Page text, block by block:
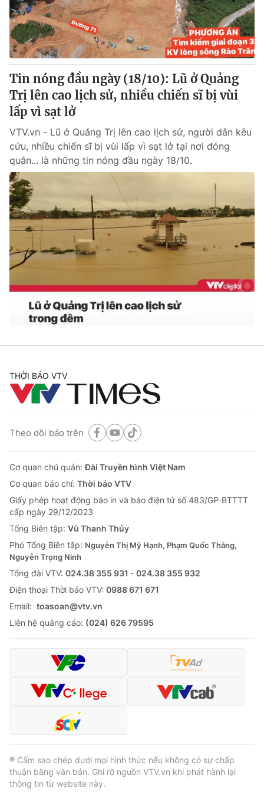
Sản phẩm
Thị trường
Tư vấn
Lịch phát sóng
Chuyên mục khác
Emagazine Podcast
Photo Infographic
Video Shorts video
VTV Money VTV Thể thao
VTV Sức khoẻ Bất động sản
Thị trường 24h
VTV4 Vươn mình bằng AI
Liên hệ tòa soạn
THỜI BÁO VTV
Theo dõi báo trên
Cơ quan chủ quản:Đài Truyền hình Việt Nam
Cơ quan báo chí:Thời báo VTV
Giấy phép hoạt động báo in và báo điện tử số 483/GP-BTTTT
cấp ngày 29/12/2023
Tổng Biên tập: Vũ Thanh Thủy
Phó Tổng Biên tập:Nguyễn Thị Mỹ Hạnh, Phạm Quốc Thắng,
toasoan@vtv.vn
Liên hệ quảng cáo:
Tin nóng đầu ngày (18/10): Lũ ở Quảng
Trị lên cao lịch sử, nhiều chiến sĩ bị vùi
lấp vì sạt lở
VTV.vn - Lũ ở Quảng Trị lên cao lịch sử, người dân kêu
cứu, nhiều chiến sĩ bị vùi lấp vì sạt lở tại nơi đóng
quân... là những tin nóng đầu ngày 18/10.
THỜI BÁO VTV
Theo dõi báo trên
Cơ quan chủ quản:Đài Truyền hình Việt Nam
Cơ quan báo chí: Thời báo VTV
Giấy phép hoạt động báo in và báo điện tử số 483/GP-BTTTT
cấp ngày 29/12/2023
Tổng Biên tập: Vũ Thanh Thủy
Phó Tổng Biên tập: Nguyễn Thị Mỹ Hạnh, Phạm Quốc Thắng,
Nguyễn Trọng Ninh
Tổng đài VTV: 024.38 355 931 - 024.38 355 932
Ðiện thoại Thời báo VTV: 0988 671 671
Email: toasoan@vtv.vn
Liên hệ quảng cáo: (024) 626 79595
® Cấm sao chép dưới mọi hình thức nếu không có sự chấp
thuận bằng văn bản. Ghi rõ nguồn VTV.vn khi phát hành lại
thông tin từ website này.